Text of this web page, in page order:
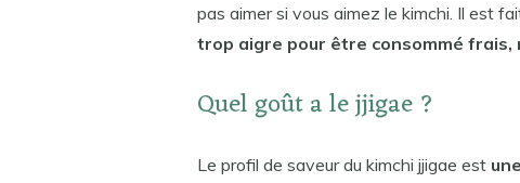
pas aimer si vous aimez le kimchi. Il est
trop aigre pour être consommé frais,
Quel goût a le jjigae ?
Le profil de saveur du kimchi jjigae est